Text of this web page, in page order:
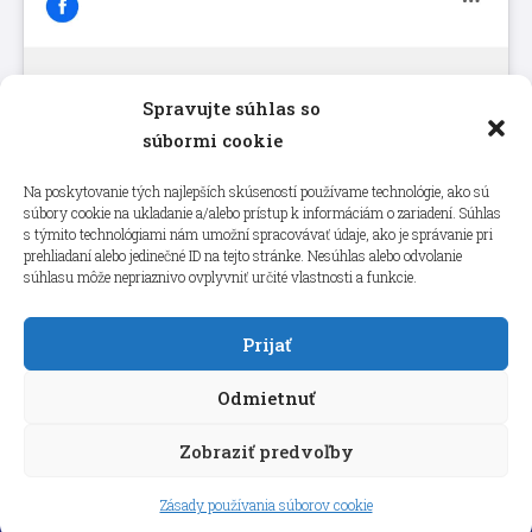
Spravujte súhlas so
súbormi cookie
Na poskytovanie tých najlepších skúseností používame technológie, ako sú
súbory cookie na ukladanie a/alebo prístup k informáciám o zariadení. Súhlas
s týmito technológiami nám umožní spracovávať údaje, ako je správanie pri
prehliadaní alebo jedinečné ID na tejto stránke. Nesúhlas alebo odvolanie
súhlasu môže nepriaznivo ovplyvniť určité vlastnosti a funkcie.
Prijať
Odmietnuť
Zobraziť predvoľby
Zásady používania súborov cookie
Kliknutím prijmete súbory cookie
Copyright © 2026 aneps.sk